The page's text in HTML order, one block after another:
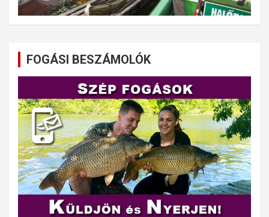
FOGÁSI BESZÁMOLÓK